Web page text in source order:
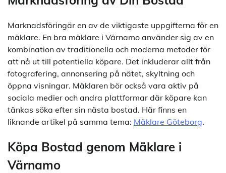
Marknadsföringär en av de viktigaste uppgifterna för en
mäklare. En bra mäklare i Värnamo använder sig av en
kombination av traditionella och moderna metoder för
att nå ut till potentiella köpare. Det inkluderar allt från
fotografering, annonsering på nätet, skyltning och
öppna visningar. Mäklaren bör också vara aktiv på
sociala medier och andra plattformar där köpare kan
tänkas söka efter sin nästa bostad. Här finns en
liknande artikel på samma tema: Mäklare Göteborg.
Köpa Bostad genom Mäklare i
Värnamo